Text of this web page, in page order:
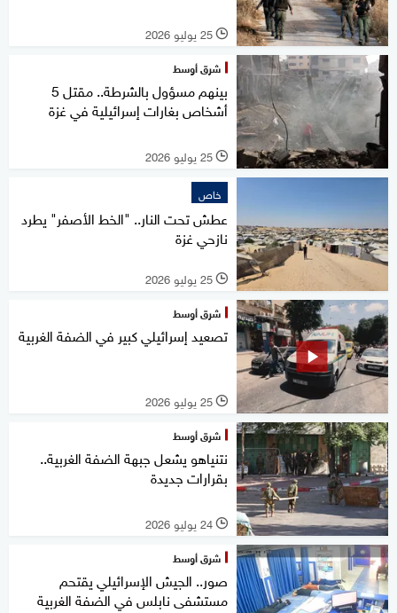
l 25 يوليو 2026
شرق أوسط
بينهم مسؤول بالشرطة.. مقتل 5
أشخاص بغارات إسرائيلية في غزة
l 25 يوليو 2026
خاص
عطش تحت النار.. "الخط الأصفر" يطرد
نازحي غزة
l 25 يوليو 2026
شرق أوسط
تصعيد إسرائيلي كبير في الضفة الغربية
l 25 يوليو 2026
شرق أوسط
نتنياهو يشعل جبهة الضفة الغربية..
بقرارات جديدة
l 24 يوليو 2026
شرق أوسط
صور.. الجيش الإسرائيلي يقتحم
مستشفى نابلس في الضفة الغربية